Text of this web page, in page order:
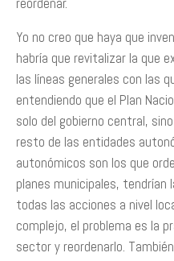
Yo no creo que haya que
habría que revitalizar la que
las líneas generales con las
entendiendo que el Plan
solo del gobierno central,
resto de las entidades
autonómicos son los que
planes municipales,
todas las acciones a nivel
complejo, el problema es la
sector y reordenarlo.